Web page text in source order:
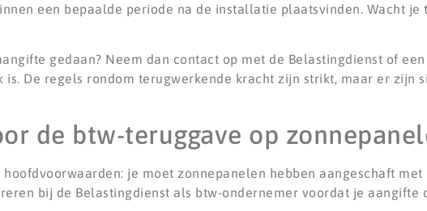
een bepaalde periode na de installatie plaatsvinden. Wacht je
gedaan? Neem dan contact op met de Belastingdienst of een
De regels rondom terugwerkende kracht zijn strikt, maar er zijn
de btw-teruggave op
je moet zonnepanelen hebben aangeschaft met
bij de Belastingdienst als btw-ondernemer voordat je aangifte